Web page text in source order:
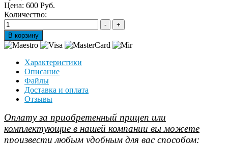
Цена: 600 Руб.
Количество:
Характеристики
Описание
Файлы
Доставка и оплата
Отзывы
Оплату за приобретенный прицеп или
комплектующие в нашей компании вы можете
произвести любым удобным для вас способом: